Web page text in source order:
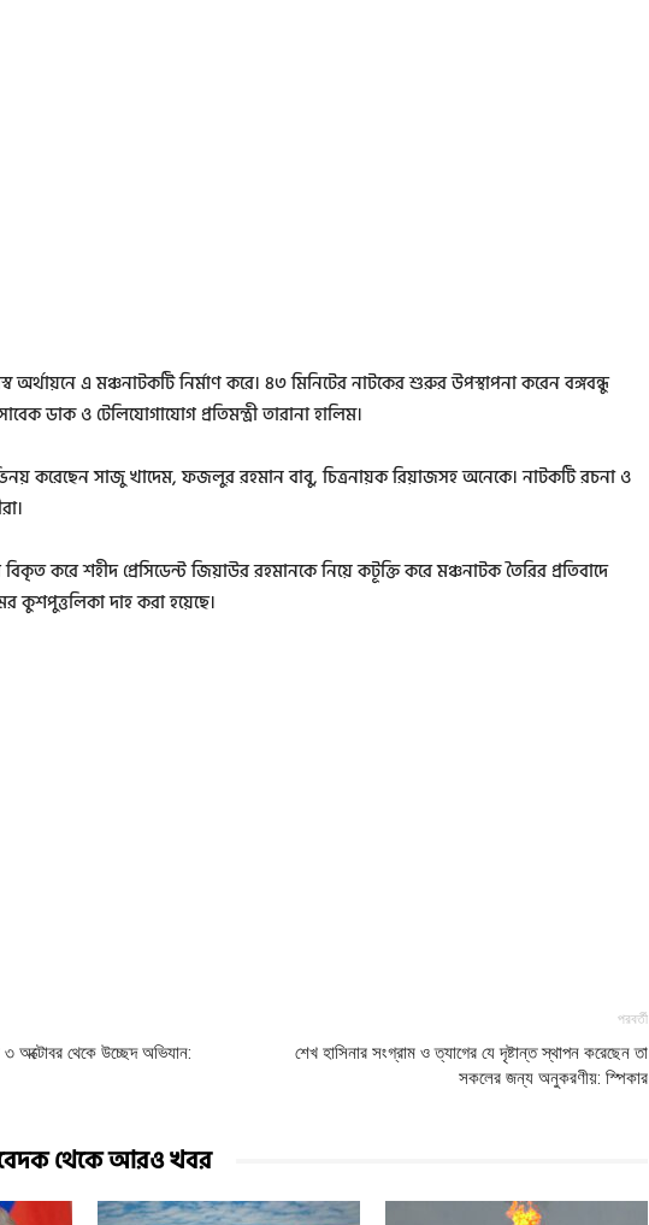
অর্থায়নে এ মঞ্চনাটকটি নির্মাণ করে। ৪৩ মিনিটের নাটকের শুরুর উপস্থাপনা করেন বঙ্গবন্ধু
ডাক ও টেলিযোগাযোগ প্রতিমন্ত্রী তারানা হালিম।
করেছেন সাজু খাদেম, ফজলুর রহমান বাবু, চিত্রনায়ক রিয়াজসহ অনেকে। নাটকটি রচনা ও
করে শহীদ প্রেসিডেন্ট জিয়াউর রহমানকে নিয়ে কটূক্তি করে মঞ্চনাটক তৈরির প্রতিবাদে
কুশপুত্তলিকা দাহ করা হয়েছে।
অক্টোবর থেকে উচ্ছেদ অভিযান:
পরবর্তী
শেখ হাসিনার সংগ্রাম ও ত্যাগের যে দৃষ্টান্ত স্থাপন করেছেন তা
সকলের জন্য অনুকরণীয়: স্পিকার
থেকে আরও খবর